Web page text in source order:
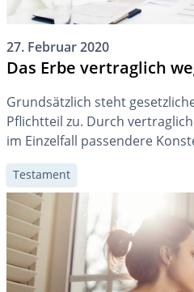
27. Februar 2020
Das Erbe vertraglich
Grundsätzlich steht
Pflichtteil zu. Durch
im Einzelfall passendere
Eine geschickte Planung
Steuerersparnisse.
Testament